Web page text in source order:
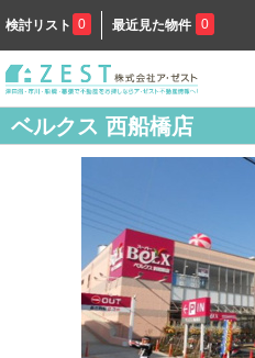
検討リスト 0 最近見た物件 0
ベルクス 西船橋店